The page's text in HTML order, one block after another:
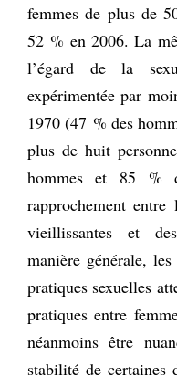
femmes de plus de
52 % en 2006. La
l’égard de la
expérimentée par
1970 (47 % des
plus de huit
hommes et 85 %
rapprochement entre
vieillissantes et
manière générale,
pratiques sexuelles
pratiques entre
néanmoins être
stabilité de certaines